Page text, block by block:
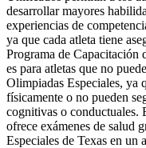
desarrollar mayores
experiencias de
ya que cada atleta tiene
Programa de
es para atletas que no
Olimpiadas Especiales, ya
físicamente o no pueden
cognitivas o conductuales.
ofrece exámenes de salud
Especiales de Texas en un